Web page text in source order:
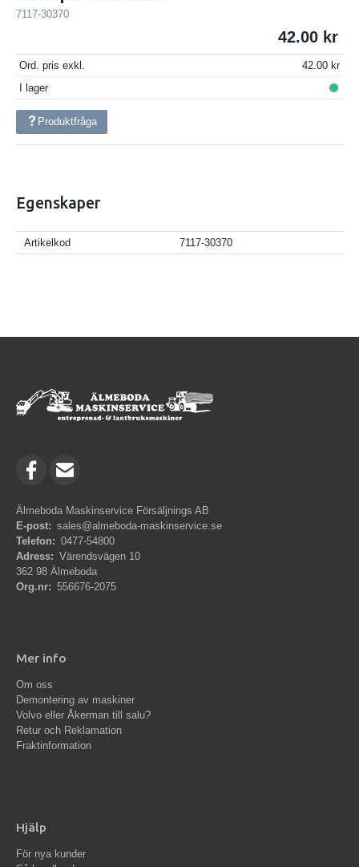
7117-30370
42.00
Ord. pris exkl.
42.00
I lager
Produktfråga
Egenskaper
Artikelkod 7117-30370
Älmeboda Maskinservice Försäljnings AB
E-post: sales@almeboda-maskinservice.se
Telefon: 0477-54800
Adress: Värendsvägen 10
362 98 Älmeboda
Org.nr: 556676-2075
Mer info
Om oss
Demontering av maskiner
Volvo eller Åkerman till salu?
Retur och Reklamation
Fraktinformation
Hjälp
För nya kunder